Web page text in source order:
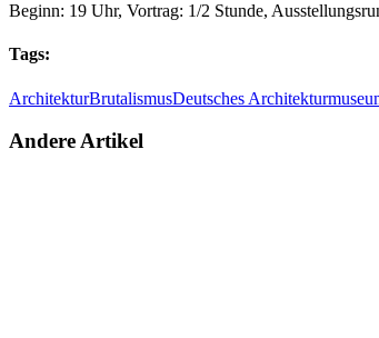
Beginn: 19 Uhr, Vortrag: 1/2 Stunde,
Tags:
ArchitekturBrutalismusDeutsches
Andere Artikel